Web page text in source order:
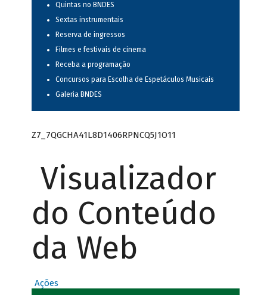
Quintas no BNDES
Sextas instrumentais
Reserva de ingressos
Filmes e festivais de cinema
Receba a programação
Concursos para Escolha de Espetáculos Musicais
Galeria BNDES
Z7_7QGCHA41L8D1406RPNCQ5J1O11
Visualizador
do Conteúdo
da Web
Ações